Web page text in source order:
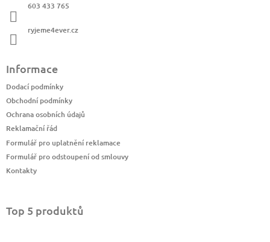
603 433 765
ryjeme4ever.cz
Informace
Dodací podmínky
Obchodní podmínky
Ochrana osobních údajů
Reklamační řád
Formulář pro uplatnění reklamace
Formulář pro odstoupení od smlouvy
Kontakty
Top 5 produktů